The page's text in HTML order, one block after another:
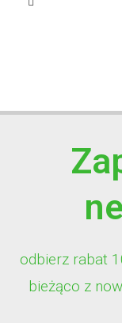
odbierz rabat
bieżąco z